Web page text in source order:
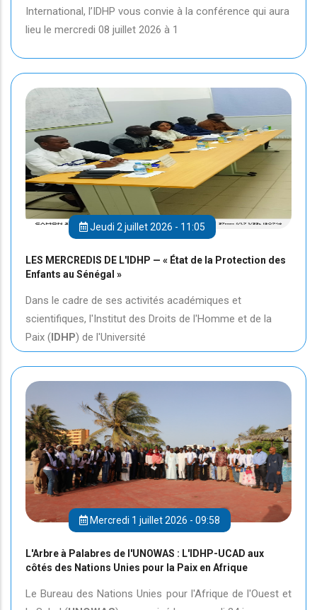
International, l’IDHP vous convie à la conférence qui aura
lieu le mercredi 08 juillet 2026 à 1
Jeudi 2 juillet 2026 - 11:05
LES MERCREDIS DE L'IDHP — « État de la Protection des
Enfants au Sénégal »
Dans le cadre de ses activités académiques et
scientifiques, l'Institut des Droits de l'Homme et de la
Paix (IDHP) de l'Université
Mercredi 1 juillet 2026 - 09:58
L'Arbre à Palabres de l'UNOWAS : L'IDHP-UCAD aux
côtés des Nations Unies pour la Paix en Afrique
Le Bureau des Nations Unies pour l'Afrique de l'Ouest et